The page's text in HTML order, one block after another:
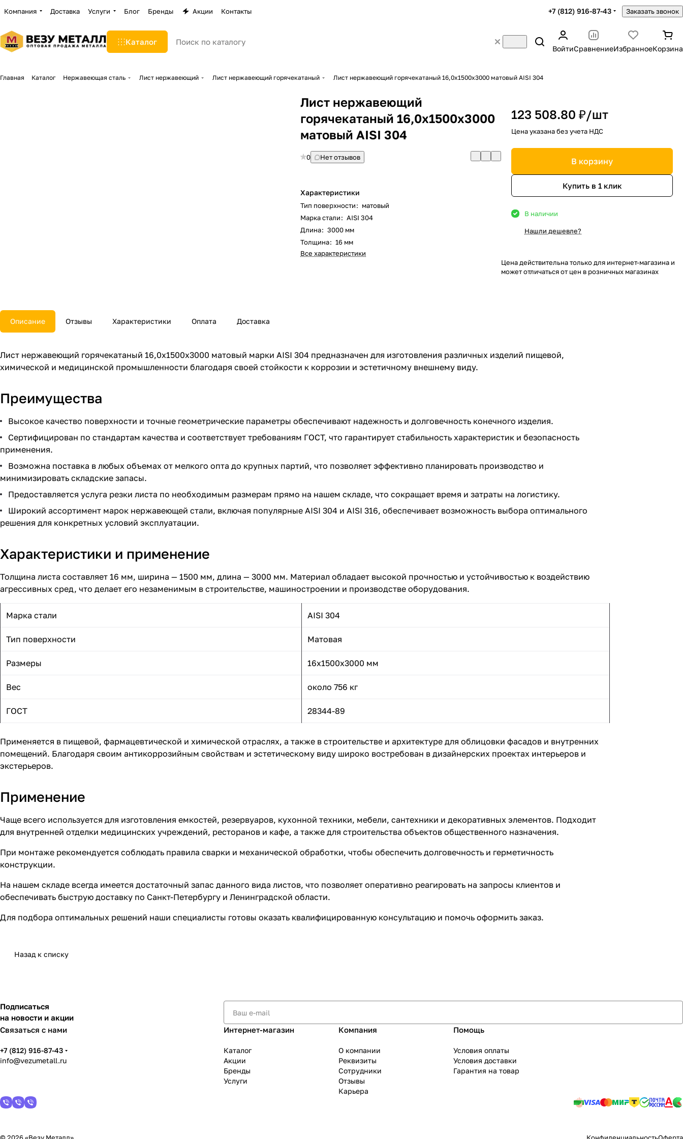
Компания Доставка Услуги Блог Бренды Акции Контакты +7 (812) 916-87-43 Заказать звонок
Каталог
ВойтиСравнениеИзбранноеКорзина
Главная Каталог Нержавеющая сталь Лист нержавеющий Лист нержавеющий горячекатаный Лист нержавеющий горячекатаный 16,0х1500х3000 матовый AISI 304
Лист нержавеющий
горячекатаный 16,0х1500х3000
матовый AISI 304
0 Нет отзывов
Характеристики
Тип поверхности: матовый
Марка стали: AISI 304
Длина: 3000 мм
Толщина: 16 мм
Все характеристики
123 508.80 ₽/шт
Цена указана без учета НДС
В корзину
Купить в 1 клик
В наличии
Нашли дешевле?
Цена действительна только для интернет-магазина и
может отличаться от цен в розничных магазинах
Описание Отзывы Характеристики Оплата Доставка
Лист нержавеющий горячекатаный 16,0х1500х3000 матовый марки AISI 304 предназначен для изготовления различных изделий пищевой,
химической и медицинской промышленности благодаря своей стойкости к коррозии и эстетичному внешнему виду.
Преимущества
Высокое качество поверхности и точные геометрические параметры обеспечивают надежность и долговечность конечного изделия.
Сертифицирован по стандартам качества и соответствует требованиям ГОСТ, что гарантирует стабильность характеристик и безопасность
применения.
Возможна поставка в любых объемах от мелкого опта до крупных партий, что позволяет эффективно планировать производство и
минимизировать складские запасы.
Предоставляется услуга резки листа по необходимым размерам прямо на нашем складе, что сокращает время и затраты на логистику.
Широкий ассортимент марок нержавеющей стали, включая популярные AISI 304 и AISI 316, обеспечивает возможность выбора оптимального
решения для конкретных условий эксплуатации.
Характеристики и применение
Толщина листа составляет 16 мм, ширина — 1500 мм, длина — 3000 мм. Материал обладает высокой прочностью и устойчивостью к воздействию
агрессивных сред, что делает его незаменимым в строительстве, машиностроении и производстве оборудования.
Марка стали AISI 304
Тип поверхности Матовая
Размеры 16x1500x3000 мм
Вес около 756 кг
ГОСТ 28344-89
Применяется в пищевой, фармацевтической и химической отраслях, а также в строительстве и архитектуре для облицовки фасадов и внутренних
помещений. Благодаря своим антикоррозийным свойствам и эстетическому виду широко востребован в дизайнерских проектах интерьеров и
экстерьеров.
Применение
Чаще всего используется для изготовления емкостей, резервуаров, кухонной техники, мебели, сантехники и декоративных элементов. Подходит
для внутренней отделки медицинских учреждений, ресторанов и кафе, а также для строительства объектов общественного назначения.
При монтаже рекомендуется соблюдать правила сварки и механической обработки, чтобы обеспечить долговечность и герметичность
конструкции.
На нашем складе всегда имеется достаточный запас данного вида листов, что позволяет оперативно реагировать на запросы клиентов и
обеспечивать быструю доставку по Санкт-Петербургу и Ленинградской области.
Для подбора оптимальных решений наши специалисты готовы оказать квалифицированную консультацию и помочь оформить заказ.
Назад к списку
Подписаться
на новости и акции
Связаться с нами
+7 (812) 916-87-43
info@vezumetall.ru
Интернет-магазин
Каталог
Акции
Бренды
Услуги
Компания
О компании
Реквизиты
Сотрудники
Отзывы
Карьера
Помощь
Условия оплаты
Условия доставки
Гарантия на товар